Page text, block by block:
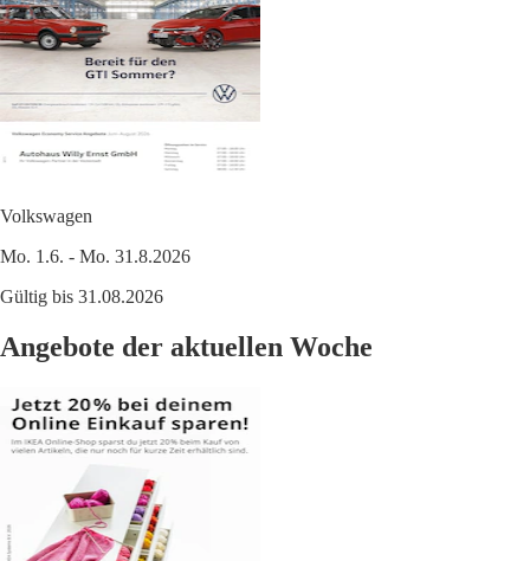
Volkswagen
Mo. 1.6. - Mo. 31.8.2026
Gültig bis 31.08.2026
Angebote der aktuellen Woche